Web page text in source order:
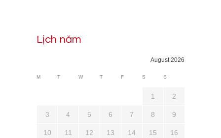
Lịch năm
August 2026
M T W T F S S
1 2
3 4 5 6 7 8 9
10 11 12 13 14 15 16